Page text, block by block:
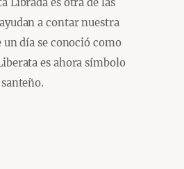
Librada es otra de las
a contar nuestra
día se conoció como
es ahora símbolo